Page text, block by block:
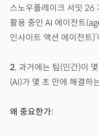
스노우플레이크 서밋 26
활용 중인 AI 에이전트
인사이트 액션 에이전트
2. 과거에는 팀(인간)이
(AI)가 몇 초 만에 해결하
왜 중요한가: